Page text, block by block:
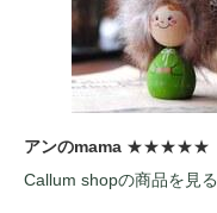
アンのmama ★★★★★
Callum shopの商品を見る